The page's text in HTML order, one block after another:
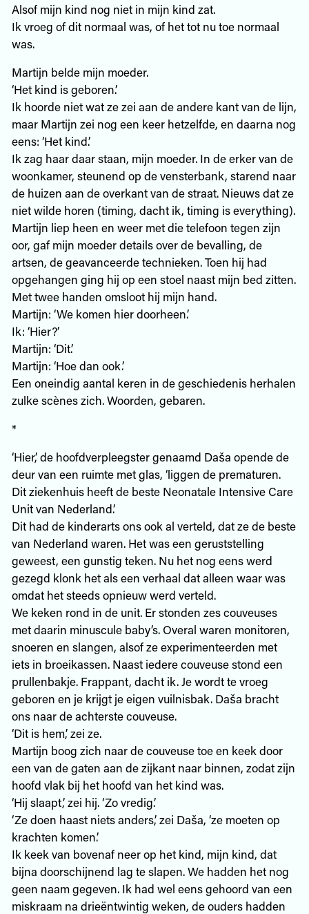
Alsof mijn kind nog niet in mijn kind zat.
Ik vroeg of dit normaal was, of het tot nu toe normaal
was.
Martijn belde mijn moeder.
‘Het kind is geboren.’
Ik hoorde niet wat ze zei aan de andere kant van de lijn,
maar Martijn zei nog een keer hetzelfde, en daarna nog
eens: ‘Het kind.’
Ik zag haar daar staan, mijn moeder. In de erker van de
woonkamer, steunend op de vensterbank, starend naar
de huizen aan de overkant van de straat. Nieuws dat ze
niet wilde horen (timing, dacht ik, timing is everything).
Martijn liep heen en weer met die telefoon tegen zijn
oor, gaf mijn moeder details over de bevalling, de
artsen, de geavanceerde technieken. Toen hij had
opgehangen ging hij op een stoel naast mijn bed zitten.
Met twee handen omsloot hij mijn hand.
Martijn: ‘We komen hier doorheen.’
Ik: ‘Hier?’
Martijn: ‘Dit.’
Martijn: ‘Hoe dan ook.’
Een oneindig aantal keren in de geschiedenis herhalen
zulke scènes zich. Woorden, gebaren.
*
‘Hier,’ de hoofdverpleegster genaamd Daša opende de
deur van een ruimte met glas, ‘liggen de prematuren.
Dit ziekenhuis heeft de beste Neonatale Intensive Care
Unit van Nederland.’
Dit had de kinderarts ons ook al verteld, dat ze de beste
van Nederland waren. Het was een geruststelling
geweest, een gunstig teken. Nu het nog eens werd
gezegd klonk het als een verhaal dat alleen waar was
omdat het steeds opnieuw werd verteld.
We keken rond in de unit. Er stonden zes couveuses
met daarin minuscule baby’s. Overal waren monitoren,
snoeren en slangen, alsof ze experimenteerden met
iets in broeikassen. Naast iedere couveuse stond een
prullenbakje. Frappant, dacht ik. Je wordt te vroeg
geboren en je krijgt je eigen vuilnisbak. Daša bracht
ons naar de achterste couveuse.
‘Dit is hem,’ zei ze.
Martijn boog zich naar de couveuse toe en keek door
een van de gaten aan de zijkant naar binnen, zodat zijn
hoofd vlak bij het hoofd van het kind was.
‘Hij slaapt,’ zei hij. ‘Zo vredig.’
‘Ze doen haast niets anders,’ zei Daša, ‘ze moeten op
krachten komen.’
Ik keek van bovenaf neer op het kind, mijn kind, dat
bijna doorschijnend lag te slapen. We hadden het nog
geen naam gegeven. Ik had wel eens gehoord van een
miskraam na drieëntwintig weken, de ouders hadden